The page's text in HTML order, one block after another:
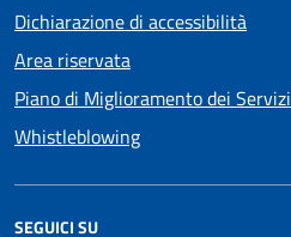
Dichiarazione di accessibilità
Area riservata
Piano di Miglioramento dei Servizi
Whistleblowing
SEGUICI SU